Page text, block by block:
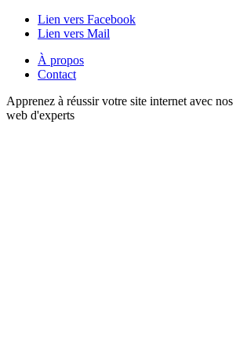
Lien vers Facebook
Lien vers Mail
À propos
Contact
Apprenez à réussir votre site internet avec
web d'experts